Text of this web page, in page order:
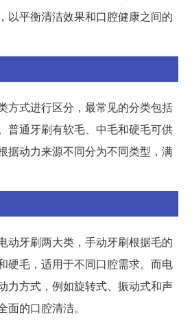
以平衡清洁效果和口腔健康之间的
方式进行区分，最常见的分类包括
普通牙刷有软毛、中毛和硬毛可供
据动力来源不同分为不同类型，满
动牙刷两大类，手动牙刷根据毛的
硬毛，适用于不同口腔需求。而电
力方式，例如旋转式、振动式和声
的口腔清洁。